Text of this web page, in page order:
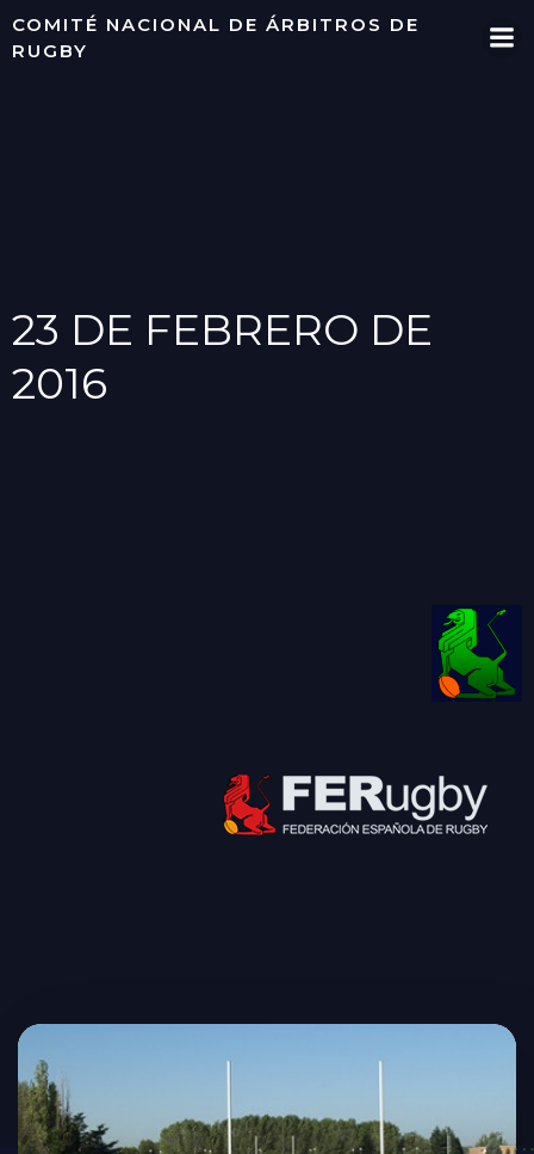
Saltar
COMITÉ NACIONAL DE ÁRBITROS DE
RUGBY
23 DE FEBRERO DE
2016